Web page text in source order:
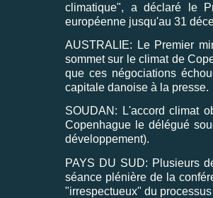
climatique", a déclaré le
européenne jusqu'au 31
AUSTRALIE: Le Premier
sommet sur le climat de
que ces négociations
capitale danoise à la presse.
SOUDAN: L'accord climat
Copenhague le délégué
développement).
PAYS DU SUD: Plusieurs
séance plénière de la
"irrespectueux" du